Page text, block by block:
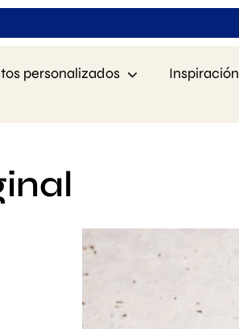
personalizados Inspiración